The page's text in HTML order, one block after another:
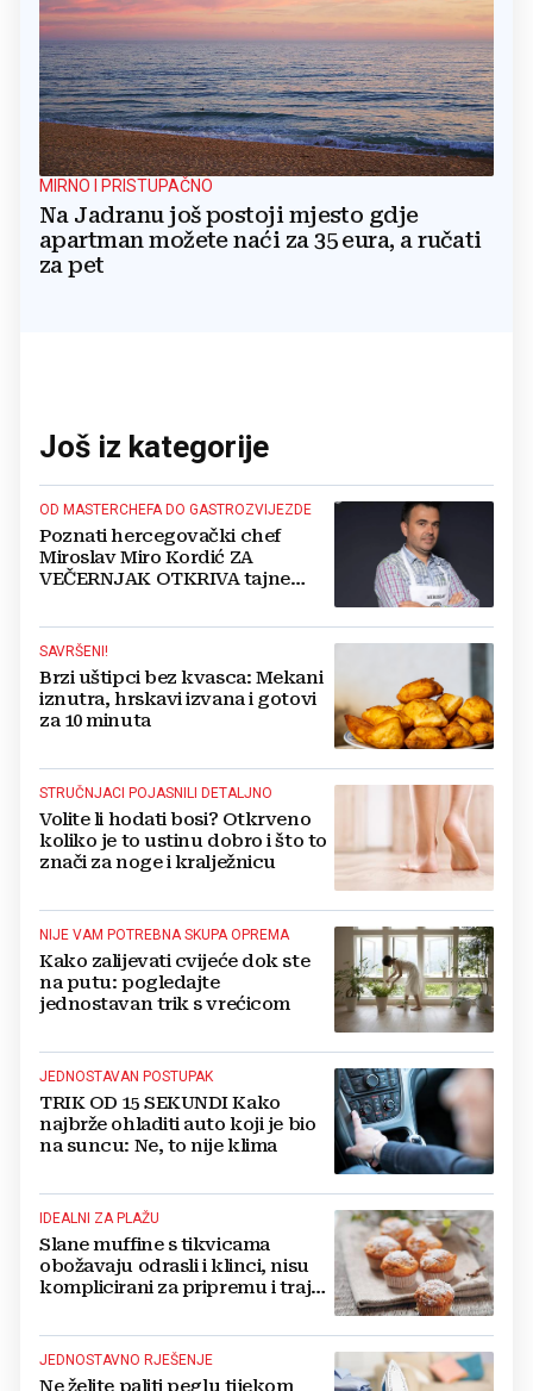
MIRNO I PRISTUPAČNO
Na Jadranu još postoji mjesto gdje
apartman možete naći za 35 eura, a ručati
za pet
Još iz kategorije
OD MASTERCHEFA DO GASTROZVIJEZDE
Poznati hercegovački chef
Miroslav Miro Kordić ZA
VEČERNJAK OTKRIVA tajne
kulinarstva, nepoznate detalje iz
djetinjstva, životne ciljeve...
SAVRŠENI!
Brzi uštipci bez kvasca: Mekani
iznutra, hrskavi izvana i gotovi
za 10 minuta
STRUČNJACI POJASNILI DETALJNO
Volite li hodati bosi? Otkrveno
koliko je to ustinu dobro i što to
znači za noge i kralježnicu
NIJE VAM POTREBNA SKUPA OPREMA
Kako zalijevati cvijeće dok ste
na putu: pogledajte
jednostavan trik s vrećicom
JEDNOSTAVAN POSTUPAK
TRIK OD 15 SEKUNDI Kako
najbrže ohladiti auto koji je bio
na suncu: Ne, to nije klima
IDEALNI ZA PLAŽU
Slane muffine s tikvicama
obožavaju odrasli i klinci, nisu
komplicirani za pripremu i traju
JEDNOSTAVNO RJEŠENJE